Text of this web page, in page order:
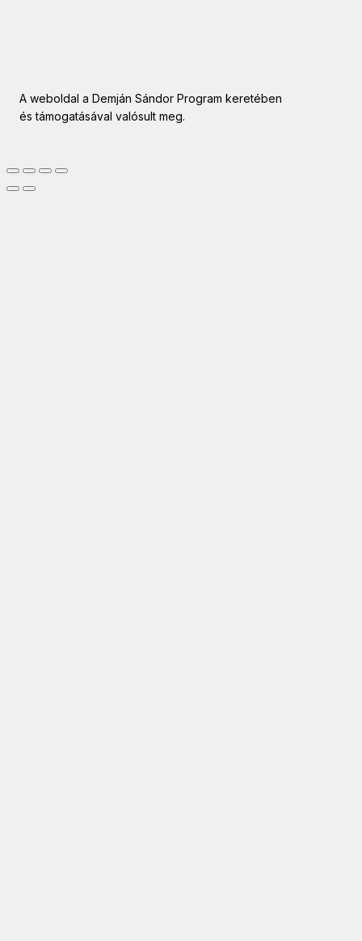
A weboldal a Demján Sándor Program keretében
és támogatásával valósult meg.